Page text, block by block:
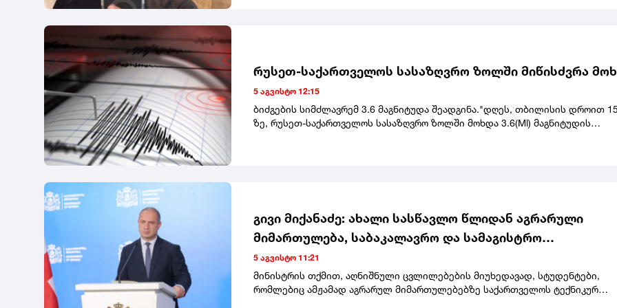
რუსეთ-საქართველოს სასაზღვრო ზოლში მიწისძვრა
5 აგვისტო 12:15
ბიძგების სიმძლავრემ 3.6 მაგნიტუდა შეადგინა."დღეს, თბილისის დროით
ზე, რუსეთ-საქართველოს სასაზღვრო ზოლში მოხდა 3.6(Ml) მაგნიტუდის
გივი მიქანაძე: ახალი სასწავლო წლიდან აგრარული
მიმართულება, საბაკალავრო და სამაგისტრო
საგანმანათლებლო პროგრამები, მთლიანად გადადის
სოხუმის სახელმწიფო უნივერსიტეტში
5 აგვისტო 11:21
მინისტრის თქმით, აღნიშნული ცვლილებების მიუხედავად, სტუდენტები,
რომლებიც ამჟამად აგრარულ მიმართულებებზე საქართველოს ტექნიკურ